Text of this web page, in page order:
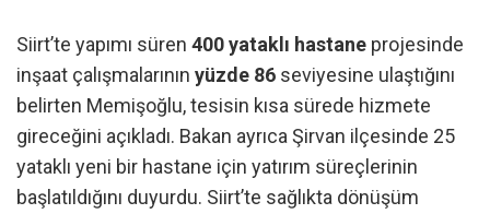
Siirt’te yapımı süren 400 yataklı hastane projesinde
inşaat çalışmalarının yüzde 86 seviyesine ulaştığını
belirten Memişoğlu, tesisin kısa sürede hizmete
gireceğini açıkladı. Bakan ayrıca Şirvan ilçesinde 25
yataklı yeni bir hastane için yatırım süreçlerinin
başlatıldığını duyurdu. Siirt’te sağlıkta dönüşüm